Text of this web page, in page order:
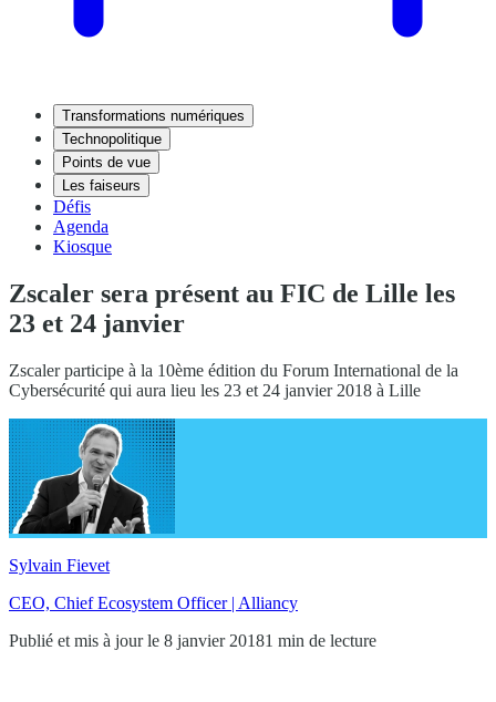
Transformations numériques
Technopolitique
Points de vue
Les faiseurs
Défis
Agenda
Kiosque
Zscaler sera présent au FIC de Lille les
23 et 24 janvier
Zscaler participe à la 10ème édition du Forum International de la
Cybersécurité qui aura lieu les 23 et 24 janvier 2018 à Lille
Sylvain Fievet
CEO, Chief Ecosystem Officer | Alliancy
Publié et mis à jour le 8 janvier 20181 min de lecture